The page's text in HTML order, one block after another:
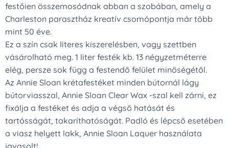
festőien összemosódnak abban a szobában, amely a
Charleston parasztház kreatív csomópontja már több
mint 50 éve.
Ez a szín csak literes kiszerelésben, vagy szettben
vásárolható meg. 1 liter festék kb. 13 négyzetméterre
elég, persze sok függ a festendő felület minőségétől.
Az Annie Sloan krétafestéket minden bútornál lágy
bútorviasszal, Annie Sloan Clear Wax -szal kell zárni, ez
fixálja a festéket és adja a végső hatását és
tartósságát, takaríthatóságát. Padló és lépcső esetében
a viasz helyett lakk, Annie Sloan Laquer használata
javasolt!